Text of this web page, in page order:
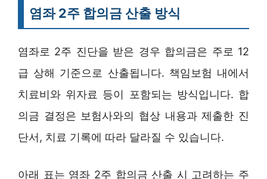
염좌 2주 합의금 산출 방식
염좌로 2주 진단을 받은 경우 합의금은 주로 12
급 상해 기준으로 산출됩니다. 책임보험 내에서
치료비와 위자료 등이 포함되는 방식입니다. 합
의금 결정은 보험사와의 협상 내용과 제출한 진
단서, 치료 기록에 따라 달라질 수 있습니다.
아래 표는 염좌 2주 합의금 산출 시 고려하는 주